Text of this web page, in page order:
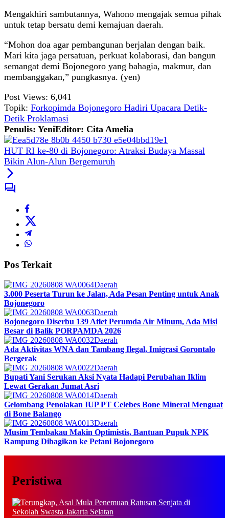
Mengakhiri sambutannya, Wahono mengajak semua pihak
untuk tetap bersatu demi kemajuan daerah.
“Mohon doa agar pembangunan berjalan dengan baik.
Mari kita jaga persatuan, perkuat kolaborasi, dan bangun
semangat demi Bojonegoro yang bahagia, makmur, dan
membanggakan,” pungkasnya. (yen)
Post Views: 6,041
Topik: Forkopimda Bojonegoro Hadiri Upacara Detik-
Detik Proklamasi
Penulis: YeniEditor: Cita Amelia
HUT RI ke-80 di Bojonegoro: Atraksi Budaya Massal
Bikin Alun-Alun Bergemuruh
Pos Terkait
Daerah
3.000 Peserta Turun ke Jalan, Ada Pesan Penting untuk Anak
Bojonegoro
Daerah
Bojonegoro Diserbu 139 Atlet Perumda Air Minum, Ada Misi
Besar di Balik PORPAMDA 2026
Daerah
Ada Aktivitas WNA dan Tambang Ilegal, Imigrasi Gorontalo
Bergerak
Daerah
Bupati Yani Serukan Aksi Nyata Hadapi Perubahan Iklim
Lewat Gerakan Jumat Asri
Daerah
Gelombang Penolakan IUP PT Celebes Bone Mineral Menguat
di Bone Balango
Daerah
Musim Tembakau Makin Optimistis, Bantuan Pupuk NPK
Rampung Dibagikan ke Petani Bojonegoro
Peristiwa